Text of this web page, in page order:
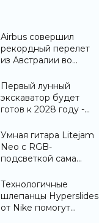
Airbus совершил
рекордный перелет
из Австралии во
«Техника»
Первый лунный
экскаватор будет
готов к 2028 году -
Умная гитара Litejam
Neo с RGB-
подсветкой сама
«Гаджеты»
Технологичные
шлепанцы Hyperslides
от Nike помогут